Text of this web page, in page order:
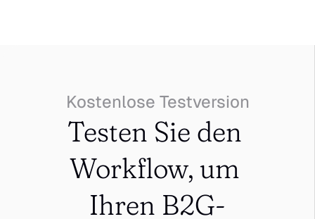
Kostenlose Testversion
Testen Sie den
Workflow, um
Ihren B2G-